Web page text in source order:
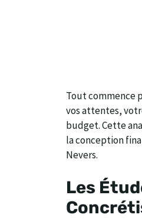
Tout commence
vos attentes,
budget. Cette
la conception
Nevers.
Les